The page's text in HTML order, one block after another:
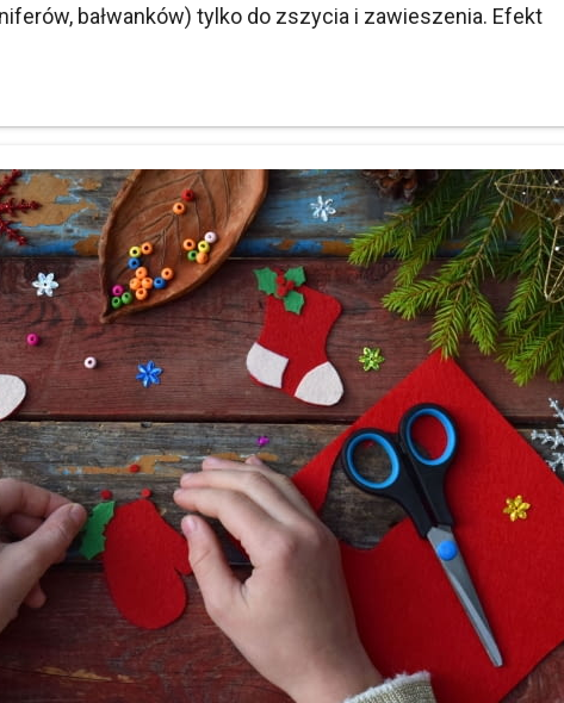
bałwanków) tylko do zszycia i zawieszenia. Efekt